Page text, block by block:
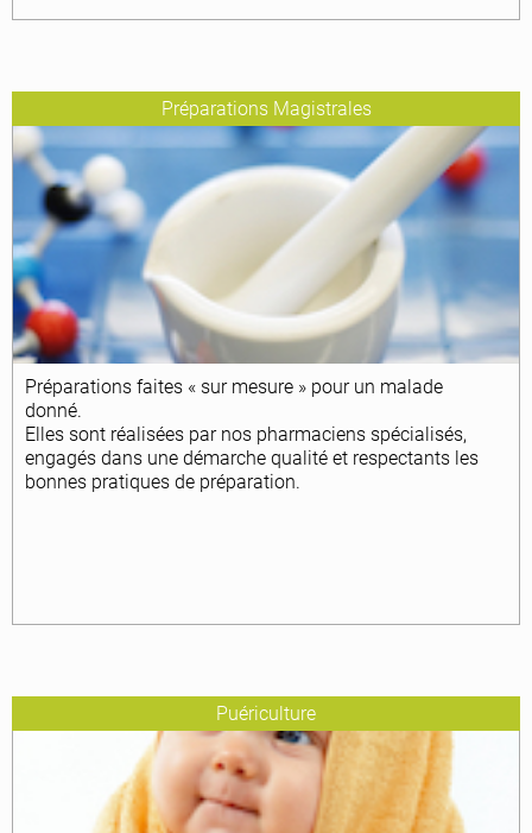
Préparations Magistrales
Préparations faites « sur mesure » pour un malade
donné.
Elles sont réalisées par nos pharmaciens spécialisés,
engagés dans une démarche qualité et respectants les
bonnes pratiques de préparation.
Puériculture